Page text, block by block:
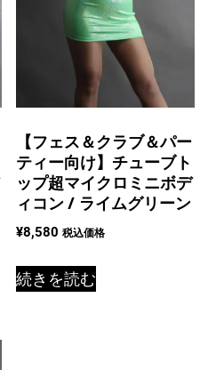
【フェス＆クラブ＆パー
ティー向け】チューブト
ップ超マイクロミニボデ
ィコン / ライムグリーン
¥8,580 税込価格
続きを読む